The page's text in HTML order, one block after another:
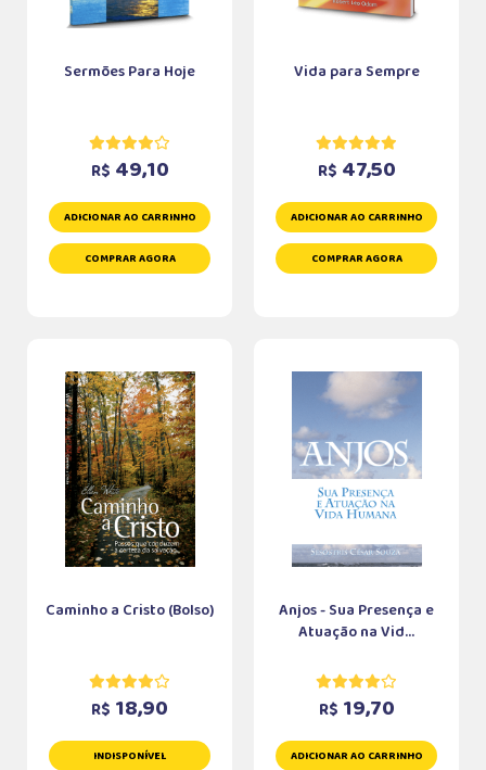
Sermões Para Hoje
R$ 49,10
ADICIONAR AO CARRINHO
COMPRAR AGORA
Vida para Sempre
R$ 47,50
ADICIONAR AO CARRINHO
COMPRAR AGORA
Caminho a Cristo (Bolso)
R$ 18,90
INDISPONÍVEL
Anjos - Sua Presença e
Atuação na Vid...
R$ 19,70
ADICIONAR AO CARRINHO